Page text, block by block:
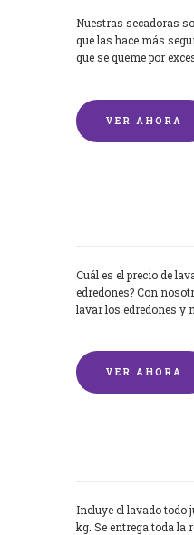
Nuestras secadoras
que las hace más
que se queme por
VER AHORA
Cuál es el precio de
edredones? Con
lavar los edredones y
VER AHORA
Incluye el lavado todo
kg. Se entrega toda la